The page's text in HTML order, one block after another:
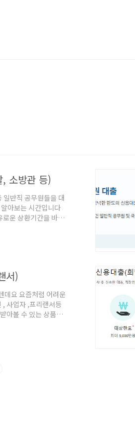
소방관 등)
일반직 공무원들을 대
아보는 시간입니다
로운 상환기간을 바탕
출한도) 최대 1억5천
서)
데요 요즘처럼 어려운
, 사업자 ,프리랜서등
아볼 수 있는 상품입
객 대출 한도 ) 최소